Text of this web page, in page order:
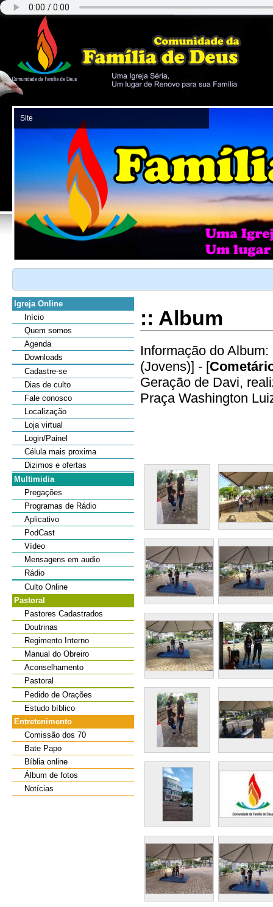
Igreja Online
Início
Quem somos
Agenda
Downloads
Cadastre-se
Dias de culto
Fale conosco
Localização
Loja virtual
Login/Painel
Célula mais proxima
Dizimos e ofertas
Multimidia
Pregações
Programas de Rádio
Aplicativo
PodCast
Vídeo
Mensagens em audio
Rádio
Culto Online
Pastoral
Pastores Cadastrados
Doutrinas
Regimento Interno
Manual do Obreiro
Aconselhamento
Pastoral
Pedido de Orações
Estudo bíblico
Entretenimento
Comissão dos 70
Bate Papo
Bíblia online
Álbum de fotos
Notícias
:: Album
Informação do Album:
(Jovens)] - [
Geração de Davi,
Praça Washington